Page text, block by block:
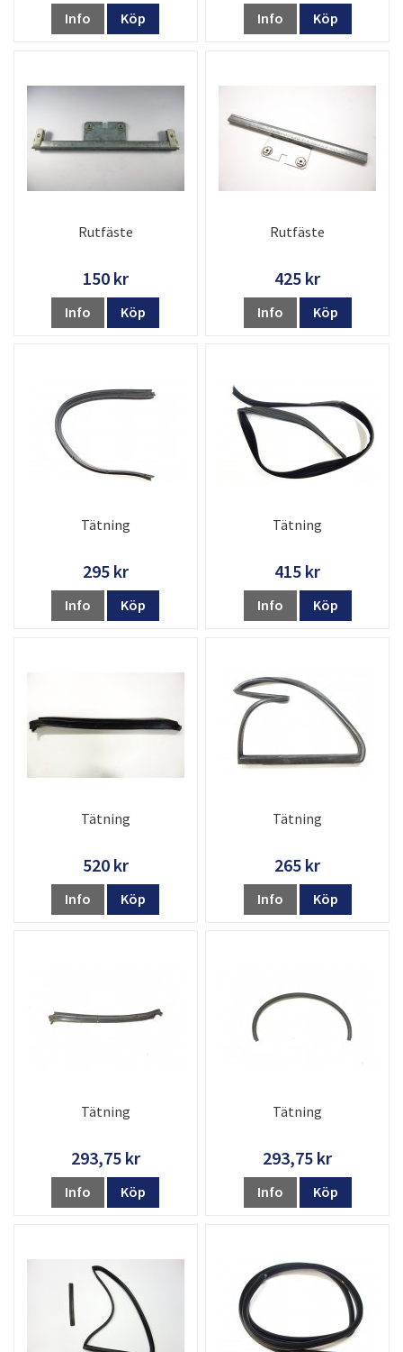
Info Köp Info Köp
Rutfäste
150 kr
Info Köp
Rutfäste
425 kr
Info Köp
Tätning
295 kr
Info Köp
Tätning
415 kr
Info Köp
Tätning
520 kr
Info Köp
Tätning
265 kr
Info Köp
Tätning
293,75 kr
Info Köp
Tätning
293,75 kr
Info Köp